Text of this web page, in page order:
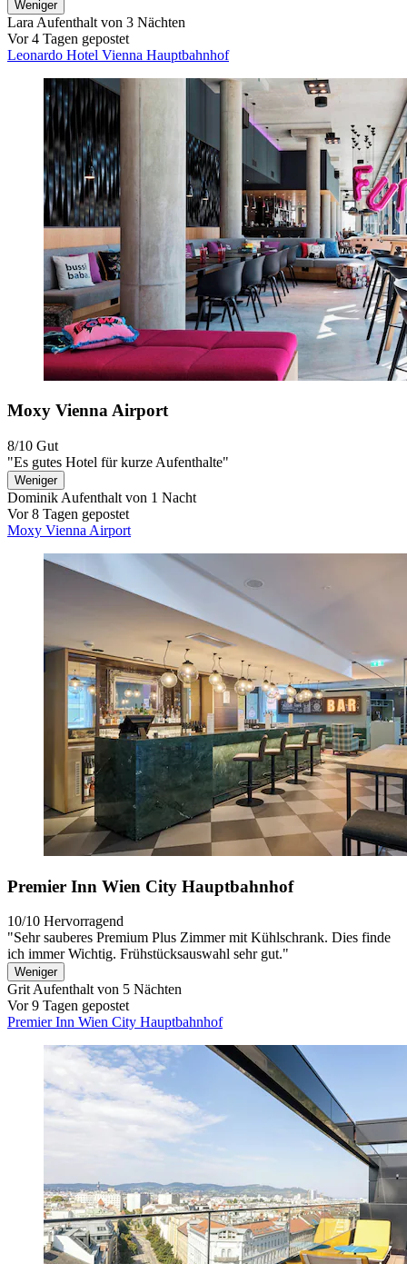
Weniger
Lara Aufenthalt von 3 Nächten
Vor 4 Tagen gepostet
Leonardo Hotel Vienna Hauptbahnhof
Moxy Vienna Airport
8/10 Gut
"Es gutes Hotel für kurze Aufenthalte"
Weniger
Dominik Aufenthalt von 1 Nacht
Vor 8 Tagen gepostet
Moxy Vienna Airport
Premier Inn Wien City Hauptbahnhof
10/10 Hervorragend
"Sehr sauberes Premium Plus Zimmer mit Kühlschrank. Dies finde
ich immer Wichtig. Frühstücksauswahl sehr gut."
Weniger
Grit Aufenthalt von 5 Nächten
Vor 9 Tagen gepostet
Premier Inn Wien City Hauptbahnhof